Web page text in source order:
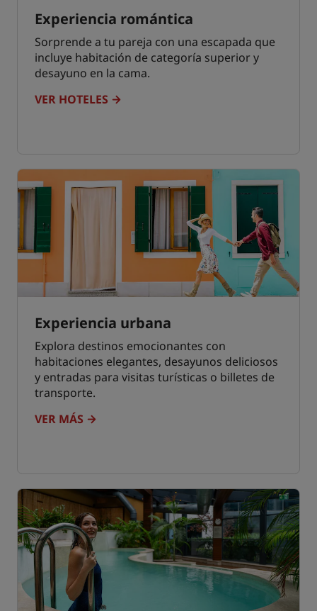
Experiencia romántica
Sorprende a tu pareja con una escapada que
incluye habitación de categoría superior y
desayuno en la cama.
VER HOTELES
Experiencia urbana
Explora destinos emocionantes con
habitaciones elegantes, desayunos deliciosos
y entradas para visitas turísticas o billetes de
transporte.
VER MÁS